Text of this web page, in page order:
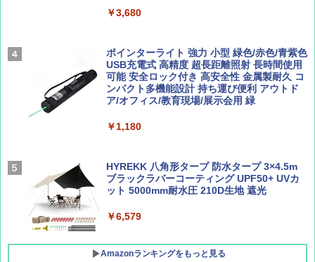
AIRLINE（エアライン）2026年9月号【特
集】ボーイング110周年を祝して！
￥1,760
新しい日本地理 地図・統計・移動から読み
解く (講談社現代新書)
￥1,540
ーティング フルクローズ メッシュ 3-4人用
簡単設置 ポップアップテント エクルベージ
ュ(BC仕様) PATC-150B(EB)
￥9,990
イド ブラックコーティング フルクローズ メ
ッシュ 4人用 簡単設置 ポップアップテント P
ATCW-150B エクルベージュ
￥-
￥3,680
ポインターライト 強力 小型 緑色/赤色/青紫色
USB充電式 高精度 超長距離照射 長時間使用
可能 安全ロック付き 高安全性 金属製耐久 コ
ンパクト多機能設計 持ち運び便利 アウトド
ア/オフィス/教育現場/展示会用 緑
￥1,180
HYREKK 八角形タープ 防水タープ 3×4.5m
ブラックラバーコーティング UPF50+ UVカ
ット 5000mm耐水圧 210D生地 遮光
￥6,579
Amazonランキングをもっと見る